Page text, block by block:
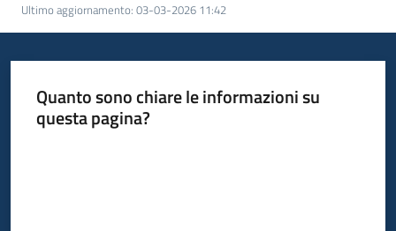
Servizi
Leggi
Atti
Bandi
Ultimo aggiornamento: 03-03-2026 11:42
Quanto sono chiare le informazioni su
questa pagina?